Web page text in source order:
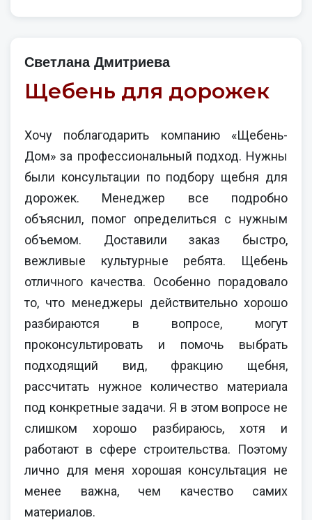
Светлана Дмитриева
Щебень для дорожек
Хочу поблагодарить компанию «Щебень-
Дом» за профессиональный подход. Нужны
были консультации по подбору щебня для
дорожек. Менеджер все подробно
объяснил, помог определиться с нужным
объемом. Доставили заказ быстро,
вежливые культурные ребята. Щебень
отличного качества. Особенно порадовало
то, что менеджеры действительно хорошо
разбираются в вопросе, могут
проконсультировать и помочь выбрать
подходящий вид, фракцию щебня,
рассчитать нужное количество материала
под конкретные задачи. Я в этом вопросе не
слишком хорошо разбираюсь, хотя и
работают в сфере строительства. Поэтому
лично для меня хорошая консультация не
менее важна, чем качество самих
материалов.